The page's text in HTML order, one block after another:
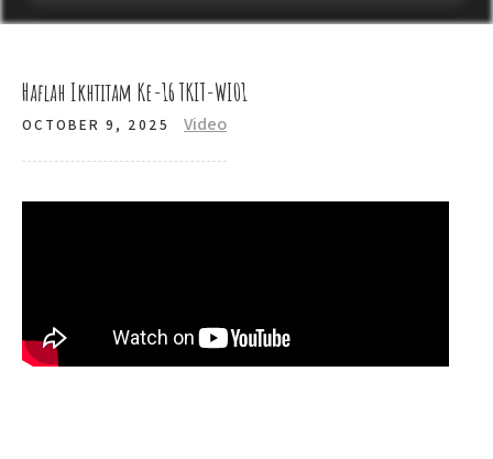
Haflah Ikhtitam Ke-16 TKIT-WI01
OCTOBER 9, 2025 Video